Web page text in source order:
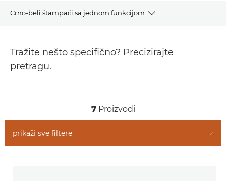
Crno-beli štampači sa jednom funkcijom
Podrška
Tražite nešto specifično? Precizirajte
pretragu.
7 Proizvodi
prikaži sve filtere